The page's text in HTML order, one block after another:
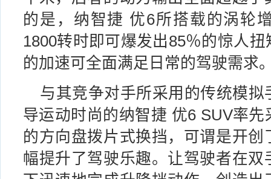
的是，纳智捷 优6所搭载的涡轮
1800转时即可爆发出85％的惊人
的加速可全面满足日常的驾驶需求
与其竞争对手所采用的传统模
导运动时尚的纳智捷 优6 SUV率
的方向盘拨片式换挡，可谓是开
幅提升了驾驶乐趣。让驾驶者在